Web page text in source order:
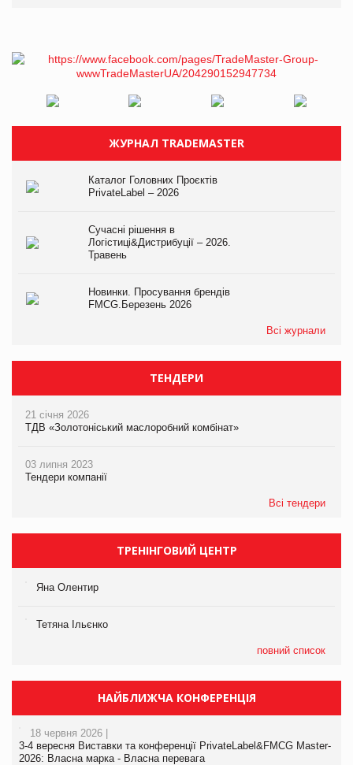
ЖУРНАЛ TRADEMASTER
Каталог Головних Проєктів
PrivateLabel – 2026
Сучасні рішення в
Логістиці&Дистрибуції – 2026.
Травень
Новинки. Просування брендів
FMCG.Березень 2026
Всі журнали
ТЕНДЕРИ
21 січня 2026
ТДВ «Золотоніський маслоробний комбінат»
03 липня 2023
Тендери компанії
Всі тендери
ТРЕНІНГОВИЙ ЦЕНТР
Яна Олентир
Тетяна Ільєнко
повний список
НАЙБЛИЖЧА КОНФЕРЕНЦІЯ
18 червня 2026 |
3-4 вересня Виставки та конференції PrivateLabel&FMCG Master-
2026: Власна марка - Власна перевага